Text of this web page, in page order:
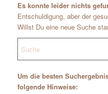
Es konnte leider nichts
Entschuldigung, aber der
Willst Du eine neue Suche
Um die besten
folgende Hinweise: